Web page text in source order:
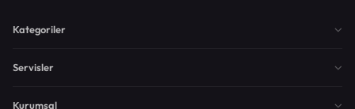
Kategoriler
Servisler
Kurumsal